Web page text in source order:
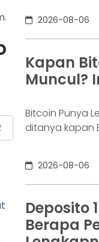
kewajibannya,
gagal bayar.
Mengutip
angka kredit
naik ke 4,38%
2026-08-06
Kapan
Muncul?
Bitcoin Punya
ditanya kapan
yang lain
sepenuhnya
diperkenalkan
whitepaper
Nakamoto
2026-08-06
Deposito
Berapa